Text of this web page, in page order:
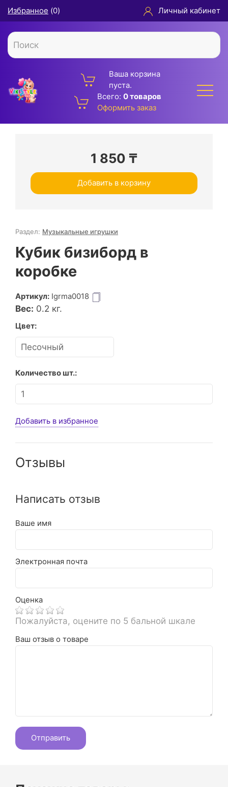
Избранное (0) Личный кабинет
Ваша корзина
пуста.
Всего: 0 товаров
Оформить заказ
1 850 ₸
Добавить в корзину
Раздел: Музыкальные игрушки
Кубик бизиборд в
коробке
Артикул: Igrma0018
Вес: 0.2 кг.
Цвет:
Количество шт.:
Добавить в избранное
Отзывы
Написать отзыв
Ваше имя
Электронная почта
Оценка
Пожалуйста, оцените по 5 бальной шкале
Ваш отзыв о товаре